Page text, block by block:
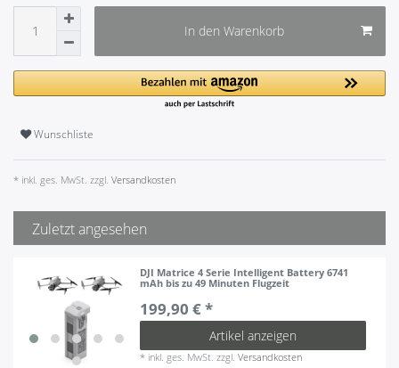
In den Warenkorb
Wunschliste
* inkl. ges. MwSt. zzgl. Versandkosten
Zuletzt angesehen
DJI Matrice 4 Serie Intelligent Battery 6741
mAh bis zu 49 Minuten Flugzeit
199,90 € *
Artikel anzeigen
* inkl. ges. MwSt. zzgl.Versandkosten